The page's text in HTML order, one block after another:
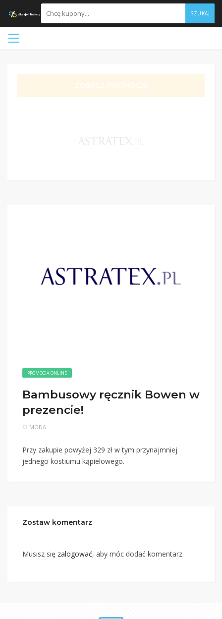
SZUKAJ
ZOBACZ PROMOCJĘ
PROMOCJA ONLINE
Bambusowy ręcznik Bowen w
prezencie!
MODA
Przy zakupie powyżej 329 zł w tym przynajmniej
jednego kostiumu kąpielowego.
Zostaw komentarz
Musisz się zalogować, aby móc dodać komentarz.